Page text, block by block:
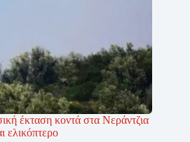
έκταση κοντά στα Νεράντζια
ελικόπτερο